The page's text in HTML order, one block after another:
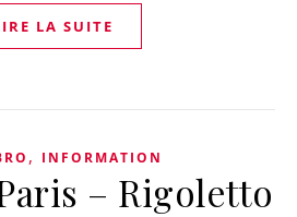
LA SUITE
, INFORMATION
– Rigoletto